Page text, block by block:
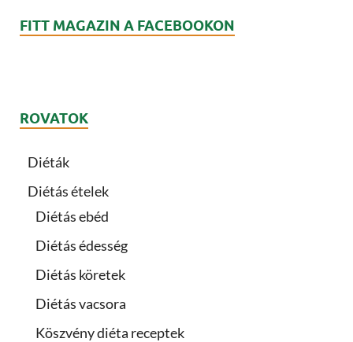
FITT MAGAZIN A FACEBOOKON
ROVATOK
Diéták
Diétás ételek
Diétás ebéd
Diétás édesség
Diétás köretek
Diétás vacsora
Köszvény diéta receptek